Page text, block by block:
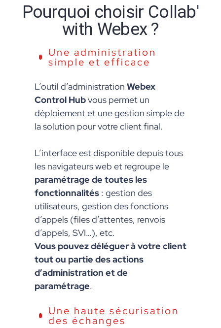
Pourquoi choisir Collab'
with Webex ?
Une administration
simple et efficace
L’outil d’administration Webex
Control Hubvous permet un
déploiement et une gestion simple de
la solution pour votre client final.
L’interface est disponible depuis tous
les navigateurs web et regroupe le
paramétrage de toutes les
fonctionnalités : gestion des
utilisateurs, gestion des fonctions
d’appels (files d’attentes, renvois
d’appels, SVI…), etc.
Vous pouvez déléguer à votre client
tout ou partie des actions
d’administration et de
paramétrage.
Une haute sécurisation
des échanges​